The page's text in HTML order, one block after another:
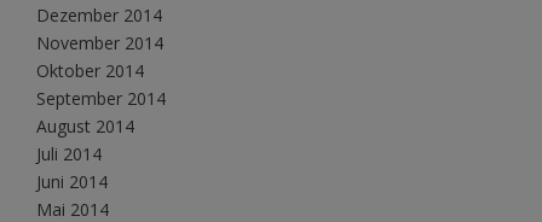
Dezember 2014
November 2014
Oktober 2014
September 2014
August 2014
Juli 2014
Juni 2014
Mai 2014